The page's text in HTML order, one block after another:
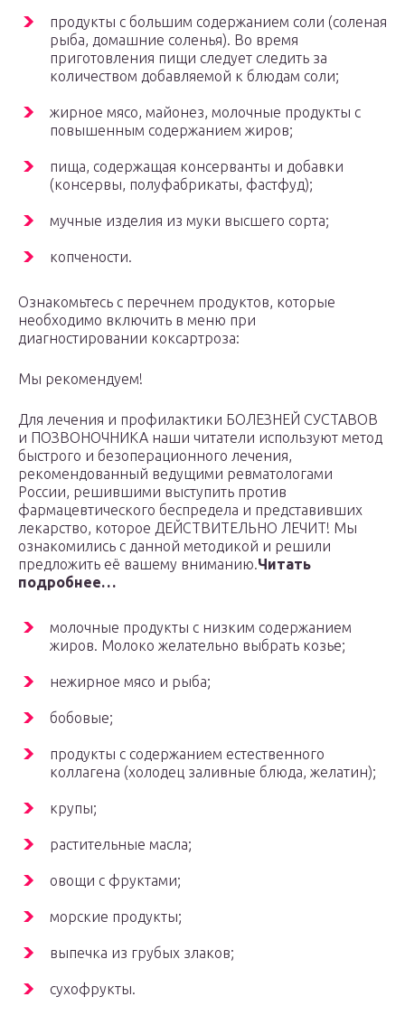
продукты с большим содержанием соли (соленая
рыба, домашние соленья). Во время
приготовления пищи следует следить за
количеством добавляемой к блюдам соли;
жирное мясо, майонез, молочные продукты с
повышенным содержанием жиров;
пища, содержащая консерванты и добавки
(консервы, полуфабрикаты, фастфуд);
мучные изделия из муки высшего сорта;
копчености.
Ознакомьтесь с перечнем продуктов, которые
необходимо включить в меню при
диагностировании коксартроза:
Мы рекомендуем!
Для лечения и профилактики БОЛЕЗНЕЙ СУСТАВОВ
и ПОЗВОНОЧНИКА наши читатели используют метод
быстрого и безоперационного лечения,
рекомендованный ведущими ревматологами
России, решившими выступить против
фармацевтического беспредела и представивших
лекарство, которое ДЕЙСТВИТЕЛЬНО ЛЕЧИТ! Мы
ознакомились с данной методикой и решили
предложить её вашему вниманию.Читать
подробнее…
молочные продукты с низким содержанием
жиров. Молоко желательно выбрать козье;
нежирное мясо и рыба;
бобовые;
продукты с содержанием естественного
коллагена (холодец заливные блюда, желатин);
крупы;
растительные масла;
овощи с фруктами;
морские продукты;
выпечка из грубых злаков;
сухофрукты.